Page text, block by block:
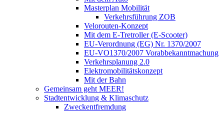
Masterplan Mobilität
Verkehrsführung ZOB
Velorouten-Konzept
Mit dem E-Tretroller (E-Scooter)
EU-Verordnung (EG) Nr. 1370/2007
EU-VO1370/2007 Vorabbekanntmachung
Verkehrsplanung 2.0
Elektromobilitätskonzept
Mit der Bahn
Gemeinsam geht MEER!
Stadtentwicklung & Klimaschutz
Zweckentfremdung